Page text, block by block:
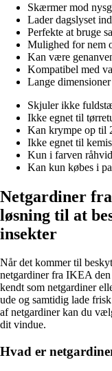
Skærmer mod
Lader dagslyset ind
Perfekte at bruge
Mulighed for nem
Kan være
Kompatibel med
Lange
Skjuler ikke
Ikke egnet til
Kan krympe op til
Ikke egnet til
Kun i farven
Kan kun købes i
Netgardiner
løsning til at
insekter
Når det kommer til
netgardiner fra IKEA
kendt som netgardiner
ude og samtidig lade
af netgardiner kan du
dit vindue.
Hvad er